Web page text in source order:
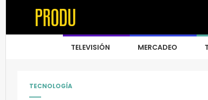
TELEVISIÓN MERCADEO
TECNOLOGÍA